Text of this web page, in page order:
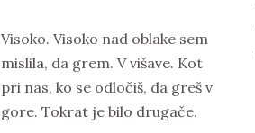
Visoko. Visoko nad oblake sem
mislila, da grem. V višave. Kot
pri nas, ko se odločiš, da greš v
gore. Tokrat je bilo drugače.